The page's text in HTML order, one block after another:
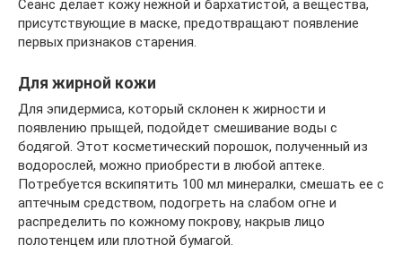
Сеанс делает кожу нежной и бархатистой, а вещества,
присутствующие в маске, предотвращают появление
первых признаков старения.
Для жирной кожи
Для эпидермиса, который склонен к жирности и
появлению прыщей, подойдет смешивание воды с
бодягой. Этот косметический порошок, полученный из
водорослей, можно приобрести в любой аптеке.
Потребуется вскипятить 100 мл минералки, смешать ее с
аптечным средством, подогреть на слабом огне и
распределить по кожному покрову, накрыв лицо
полотенцем или плотной бумагой.